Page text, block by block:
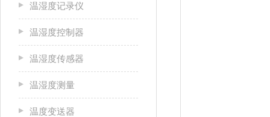
温湿度记录仪
温湿度控制器
温湿度传感器
温湿度测量
温度变送器